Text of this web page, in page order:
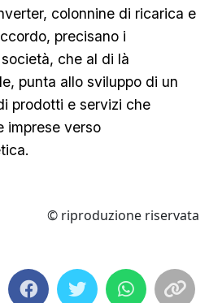
colonnine di ricarica e
precisano i
che al di là
punta allo sviluppo di un
prodotti e servizi che
imprese verso
© riproduzione riservata